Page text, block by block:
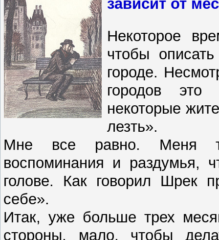
Некоторое
чтобы
городе.
городов
некоторые
лезть».
Мне все равно. Меня
воспоминания и раздумья,
голове. Как говорил Шрек
себе».
Итак, уже больше трех
стороны, мало, чтобы